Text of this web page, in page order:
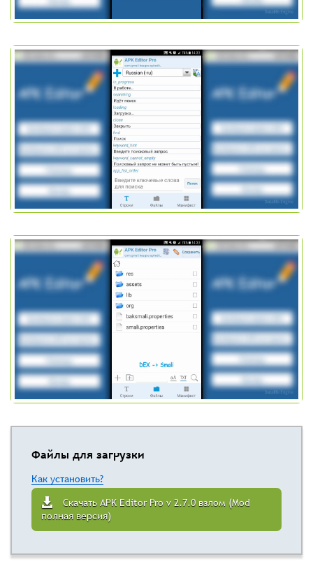
Файлы для загрузки
Как установить?
Скачать APK Editor Pro v 2.7.0 взлом (Mod
полная версия)